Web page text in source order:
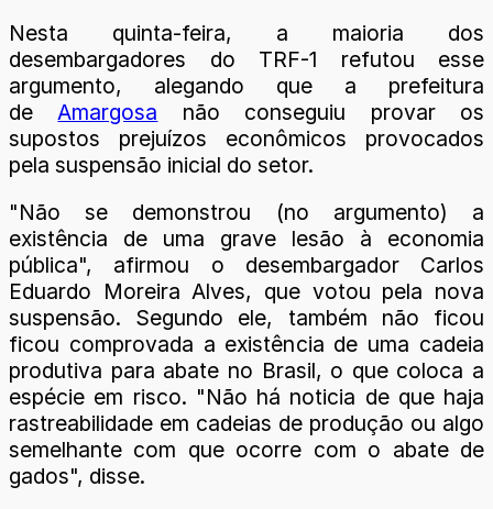
Nesta quinta-feira, a maioria dos
desembargadores do TRF-1 refutou esse
argumento, alegando que a prefeitura
deAmargosa não conseguiu provar os
supostos prejuízos econômicos provocados
pela suspensão inicial do setor.
"Não se demonstrou (no argumento) a
existência de uma grave lesão à economia
pública", afirmou o desembargador Carlos
Eduardo Moreira Alves, que votou pela nova
suspensão. Segundo ele, também não ficou
ficou comprovada a existência de uma cadeia
produtiva para abate no Brasil, o que coloca a
espécie em risco. "Não há noticia de que haja
rastreabilidade em cadeias de produção ou algo
semelhante com que ocorre com o abate de
gados", disse.